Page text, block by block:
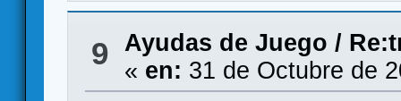
9 Ayudas de Juego /
« en: 31 de Octubre de